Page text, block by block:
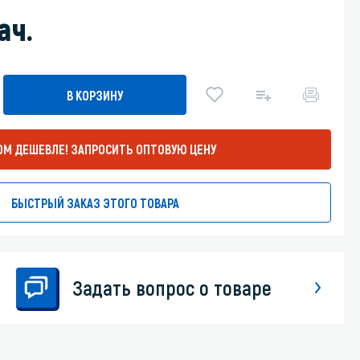
Промышленная уборка
В КОРЗИНУ
ДЕШЕВЛЕ! ЗАПРОСИТЬ ОПТОВУЮ ЦЕНУ
БЫСТРЫЙ ЗАКАЗ ЭТОГО ТОВАРА
Задать вопрос о товаре